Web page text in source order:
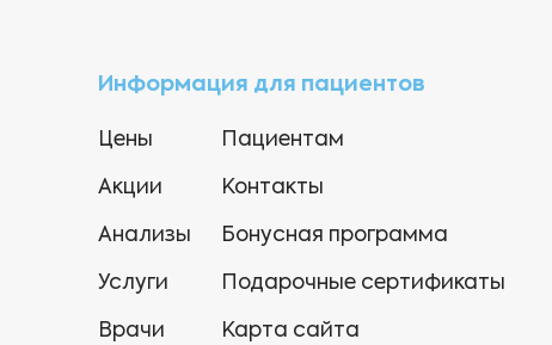
Информация для пациентов
Цены
Акции
Анализы
Услуги
Врачи
Пациентам
Контакты
Бонусная программа
Подарочные сертификаты
Карта сайта